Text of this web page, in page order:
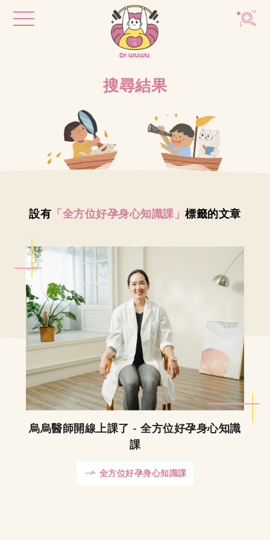
搜尋結果
設有 「全方位好孕身心知識課」標籤的文章
烏烏醫師開線上課了 - 全方位好孕身心知識
課
全方位好孕身心知識課